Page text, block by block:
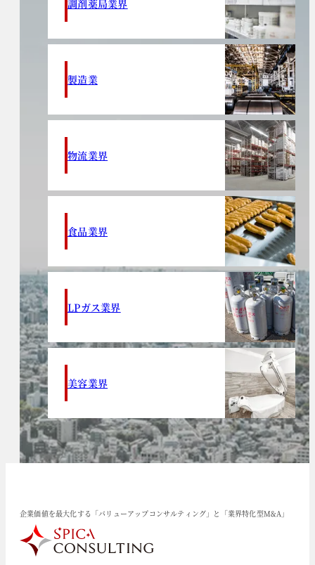
調剤薬局業界
製造業
物流業界
食品業界
LPガス業界
美容業界
企業価値を最大化する「バリューアップコンサルティング」と「業界特化型M&A」